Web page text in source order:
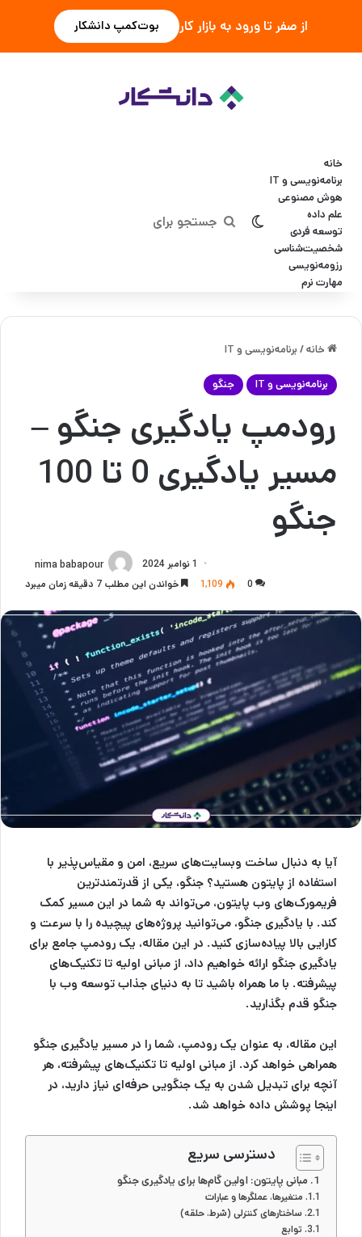
از صفر تا ورود به بازار کار بوت‌کمپ دانشکار
خانه
برنامه‌نویسی و IT
هوش مصنوعی
علم داده
توسعه فردی
شخصیت‌شناسی
رزومه‌نویسی
مهارت نرم
تغییر پوسته
جستجو
خانه/ برنامه‌نویسی و IT
برنامه‌نویسی و IT جنگو
رودمپ یادگیری جنگو –
مسیر یادگیری 0 تا 100
جنگو
nima babapour
1 نوامبر 2024
0
1,109 خواندن این مطلب 7 دقیقه زمان میبرد
آیا به دنبال ساخت وبسایت‌های سریع، امن و مقیاس‌پذیر با
استفاده از پایتون هستید؟ جنگو، یکی از قدرتمندترین
فریمورک‌های وب پایتون، می‌تواند به شما در این مسیر کمک
کند. با یادگیری جنگو، می‌توانید پروژه‌های پیچیده را با سرعت و
کارایی بالا پیاده‌سازی کنید. در این مقاله، یک رودمپ جامع برای
یادگیری جنگو ارائه خواهیم داد، از مبانی اولیه تا تکنیک‌های
پیشرفته. با ما همراه باشید تا به دنیای جذاب توسعه وب با
جنگو قدم بگذارید.
این مقاله، به عنوان یک رودمپ، شما را در مسیر یادگیری جنگو
همراهی خواهد کرد. از مبانی اولیه تا تکنیک‌های پیشرفته، هر
آنچه برای تبدیل شدن به یک جنگویی حرفه‌ای نیاز دارید، در
اینجا پوشش داده خواهد شد.
دسترسی سریع
مبانی پایتون: اولین گام‌ها برای یادگیری جنگو
متغیرها، عملگرها و عبارات
ساختارهای کنترلی (شرط، حلقه)
توابع